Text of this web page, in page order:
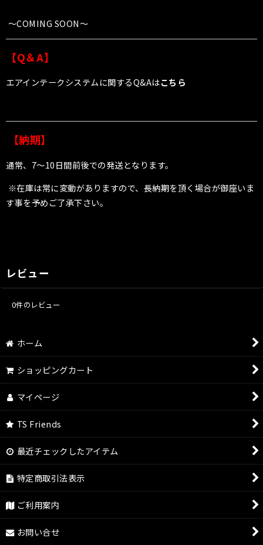
〜COMING SOON〜
【Q＆A】
エアインテークシステムに関するQ&Aはこちら
【納期】
通常、7〜10日間前後での発送となります。
※在庫は常に変動がありますので、長納期を頂く場合が御座いま
す事を予めご了承下さい。
レビュー
0件のレビュー
ホーム
ショッピングカート
マイページ
TS Friends
最近チェックしたアイテム
特定商取引法表示
ご利用案内
お問い合せ